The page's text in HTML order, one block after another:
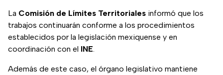
La Comisión de Límites Territoriales informó que los
trabajos continuarán conforme a los procedimientos
establecidos por la legislación mexiquense y en
coordinación con el INE.
Además de este caso, el órgano legislativo mantiene